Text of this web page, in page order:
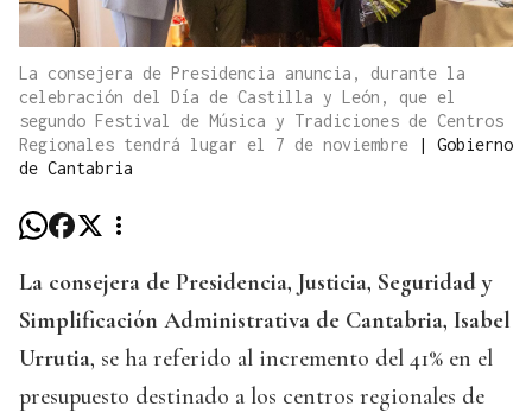
La consejera de Presidencia anuncia, durante la
celebración del Día de Castilla y León, que el
segundo Festival de Música y Tradiciones de Centros
Regionales tendrá lugar el 7 de noviembre
| Gobierno
de Cantabria
La consejera de Presidencia, Justicia, Seguridad y
Simplificación Administrativa de Cantabria, Isabel
Urrutia, se ha referido al incremento del 41% en el
presupuesto destinado a los centros regionales de